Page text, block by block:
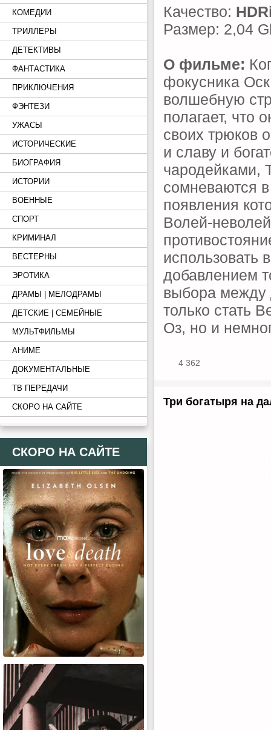
КОМЕДИИ
ТРИЛЛЕРЫ
ДЕТЕКТИВЫ
ФАНТАСТИКА
ПРИКЛЮЧЕНИЯ
ФЭНТЕЗИ
УЖАСЫ
ИСТОРИЧЕСКИЕ
БИОГРАФИЯ
ИСТОРИИ
ВОЕННЫЕ
СПОРТ
КРИМИНАЛ
ВЕСТЕРНЫ
ЭРОТИКА
ДРАМЫ | МЕЛОДРАМЫ
ДЕТСКИЕ | СЕМЕЙНЫЕ
МУЛЬТФИЛЬМЫ
АНИМЕ
ДОКУМЕНТАЛЬНЫЕ
ТВ ПЕРЕДАЧИ
СКОРО НА САЙТЕ
СКОРО НА САЙТЕ
Качество:
Размер: 2,04
О фильме:
фокусника
волшебную
полагает, что
своих трюков
и славу и
чародейками,
сомневаются
появления
Волей-
использовать
добавлением
выбора между
только стать
Оз, но и
4 362
Три богатыря на